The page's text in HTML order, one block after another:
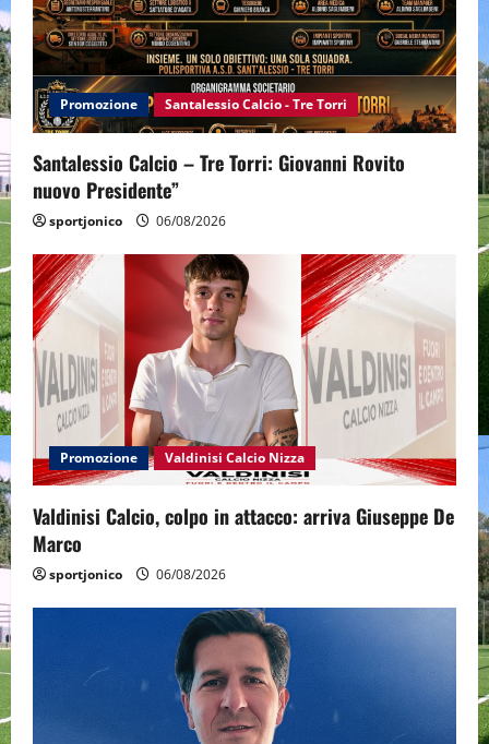
Promozione Santalessio Calcio - Tre Torri
Santalessio Calcio – Tre Torri: Giovanni Rovito
nuovo Presidente”
sportjonico 06/08/2026
Promozione Valdinisi Calcio Nizza
Valdinisi Calcio, colpo in attacco: arriva Giuseppe De
Marco
sportjonico 06/08/2026